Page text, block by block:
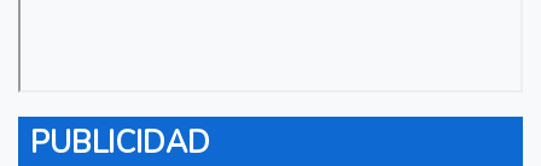
PUBLICIDAD